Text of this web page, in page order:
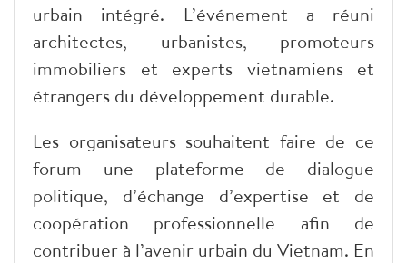
urbain intégré. L’événement a réuni
architectes, urbanistes, promoteurs
immobiliers et experts vietnamiens et
étrangers du développement durable.
Les organisateurs souhaitent faire de ce
forum une plateforme de dialogue
politique, d’échange d’expertise et de
coopération professionnelle afin de
contribuer à l’avenir urbain du Vietnam. En